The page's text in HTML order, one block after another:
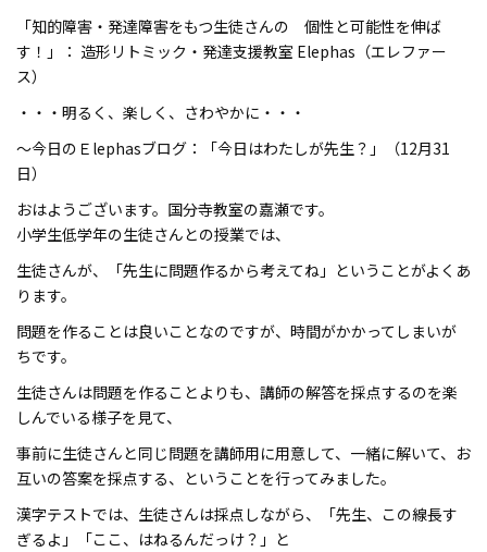
「知的障害・発達障害をもつ生徒さんの 個性と可能性を伸ば
す！」： 造形リトミック・発達支援教室 Elephas（エレファー
ス）
・・・明るく、楽しく、さわやかに・・・
～今日のＥlephasブログ：「今日はわたしが先生？」（12月31
日）
おはようございます。国分寺教室の嘉瀬です。
小学生低学年の生徒さんとの授業では、
生徒さんが、「先生に問題作るから考えてね」ということがよくあ
ります。
問題を作ることは良いことなのですが、時間がかかってしまいが
ちです。
生徒さんは問題を作ることよりも、講師の解答を採点するのを楽
しんでいる様子を見て、
事前に生徒さんと同じ問題を講師用に用意して、一緒に解いて、お
互いの答案を採点する、ということを行ってみました。
漢字テストでは、生徒さんは採点しながら、「先生、この線長す
ぎるよ」「ここ、はねるんだっけ？」と